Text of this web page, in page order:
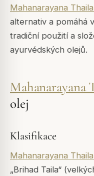
Mahanarayana
alternativ a pomáhá
tradiční použití a
ayurvédských olejů.
Mahanarayana
olej
Klasifikace
Mahanarayana
„Brihad Taila“